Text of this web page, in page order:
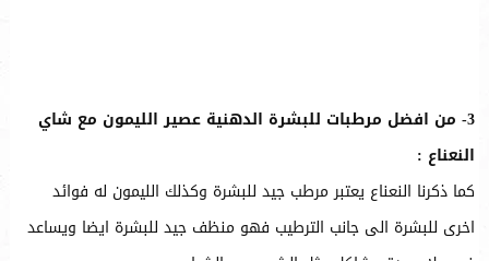
3- من افضل مرطبات للبشرة الدهنية عصير الليمون مع شاي
النعناع :
كما ذكرنا النعناع يعتبر مرطب جيد للبشرة وكذلك الليمون له فوائد
اخرى للبشرة الى جانب الترطيب فهو منظف جيد للبشرة ايضا ويساعد